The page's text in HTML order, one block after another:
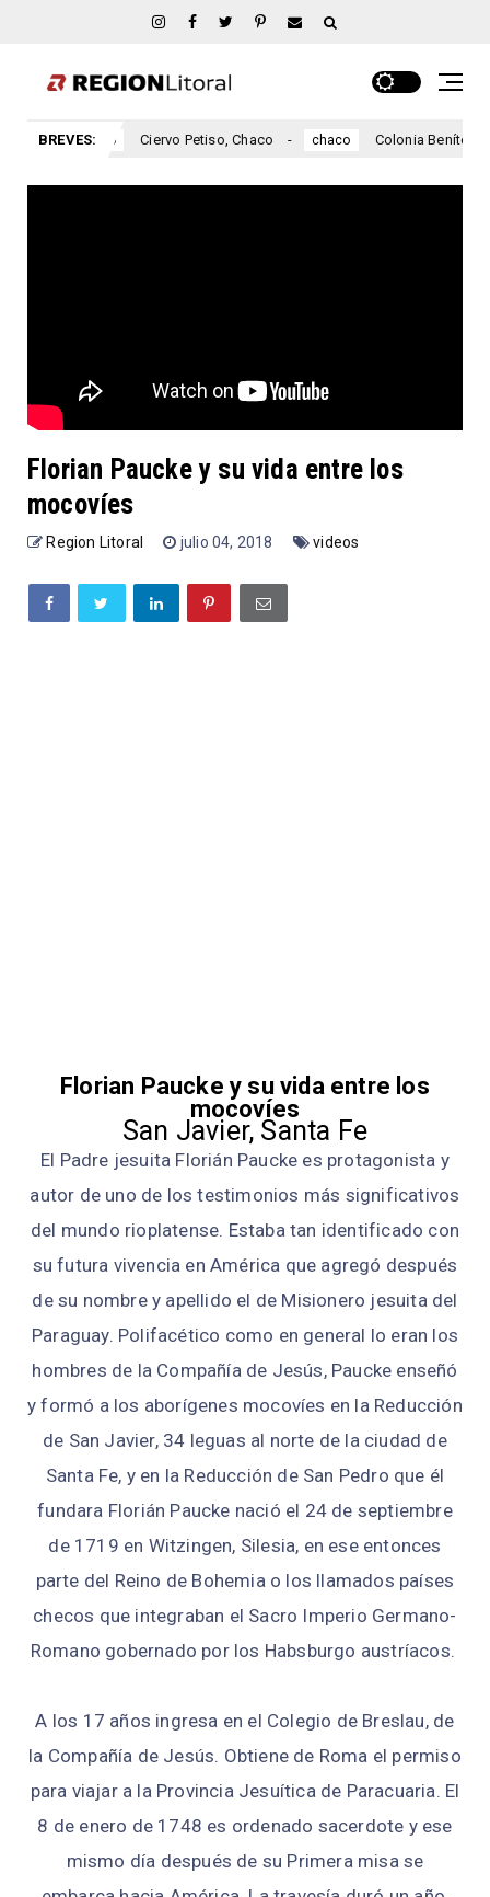
BREVES:
chaco Ciervo Petiso, Chaco chaco Colonia Benítez, Chaco
Florian Paucke y su vida entre los
mocovíes
Region Litoral julio 04, 2018 videos
Florian Paucke y su vida entre los
mocovíes
San Javier, Santa Fe
El Padre jesuita Florián Paucke es protagonista y
autor de uno de los testimonios más significativos
del mundo rioplatense. Estaba tan identificado con
su futura vivencia en América que agregó después
de su nombre y apellido el de Misionero jesuita del
Paraguay. Polifacético como en general lo eran los
hombres de la Compañía de Jesús, Paucke enseñó
y formó a los aborígenes mocovíes en la Reducción
de San Javier, 34 leguas al norte de la ciudad de
Santa Fe, y en la Reducción de San Pedro que él
fundara Florián Paucke nació el 24 de septiembre
de 1719 en Witzingen, Silesia, en ese entonces
parte del Reino de Bohemia o los llamados países
checos que integraban el Sacro Imperio Germano-
Romano gobernado por los Habsburgo austríacos.
A los 17 años ingresa en el Colegio de Breslau, de
la Compañía de Jesús. Obtiene de Roma el permiso
para viajar a la Provincia Jesuítica de Paracuaria. El
8 de enero de 1748 es ordenado sacerdote y ese
mismo día después de su Primera misa se